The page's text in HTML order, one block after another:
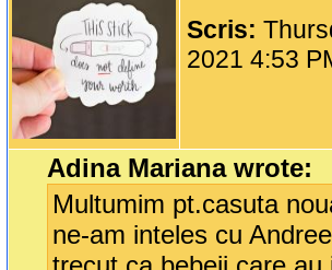
Scris:
2021 4:53
Adina Mariana wrote:
Multumim pt.casuta
ne-am inteles cu